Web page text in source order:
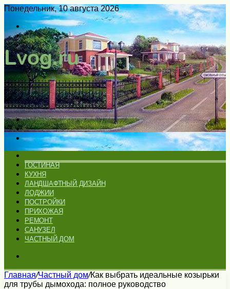
Понедельник, 10 августа 2026
Войти
Switch
skin
Меню
Искать
Switch
skin
ГОСТИНАЯ
КУХНЯ
ЛАНДШАФТНЫЙ ДИЗАЙН
ЛОДЖИИ
ПОСТРОЙКИ
ПРИХОЖАЯ
РЕМОНТ
САНУЗЕЛ
ЧАСТНЫЙ ДОМ
Главная/Частный дом/Как выбрать идеальные козырьки
для трубы дымохода: полное руководство